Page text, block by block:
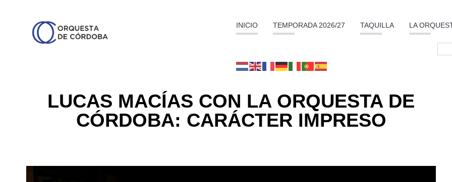
INICIO TEMPORADA 2026/27 TAQUILLA LA
LUCAS MACÍAS CON LA ORQUESTA DE
CÓRDOBA: CARÁCTER IMPRESO